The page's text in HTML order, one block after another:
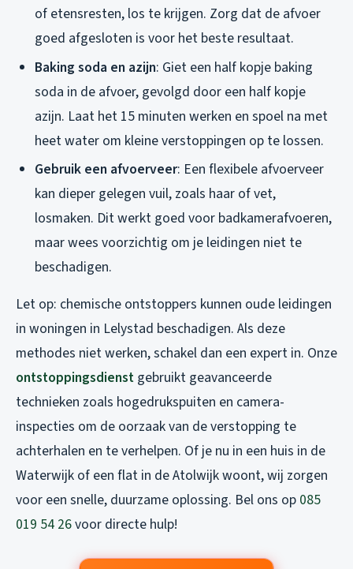
of etensresten, los te krijgen. Zorg dat de afvoer
goed afgesloten is voor het beste resultaat.
Baking soda en azijn: Giet een half kopje baking
soda in de afvoer, gevolgd door een half kopje
azijn. Laat het 15 minuten werken en spoel na met
heet water om kleine verstoppingen op te lossen.
Gebruik een afvoerveer: Een flexibele afvoerveer
kan dieper gelegen vuil, zoals haar of vet,
losmaken. Dit werkt goed voor badkamerafvoeren,
maar wees voorzichtig om je leidingen niet te
beschadigen.
Let op: chemische ontstoppers kunnen oude leidingen
in woningen in Lelystad beschadigen. Als deze
methodes niet werken, schakel dan een expert in. Onze
ontstoppingsdienst gebruikt geavanceerde
technieken zoals hogedrukspuiten en camera-
inspecties om de oorzaak van de verstopping te
achterhalen en te verhelpen. Of je nu in een huis in de
Waterwijk of een flat in de Atolwijk woont, wij zorgen
voor een snelle, duurzame oplossing. Bel ons op 085
019 54 26voor directe hulp!